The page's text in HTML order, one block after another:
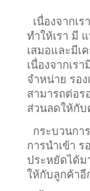
เนื่องจากเ
ทำให้เรา มี
เสมอและมีเ
เนื่องจากเร
จำหน่าย รอง
สามารถต่อร
ส่วนลดให้กั
กระบวนกา
การนำเข้า ร
ประหยัดได้ม
ให้กับลูกค้าอี